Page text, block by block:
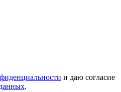
и даю согласие
.